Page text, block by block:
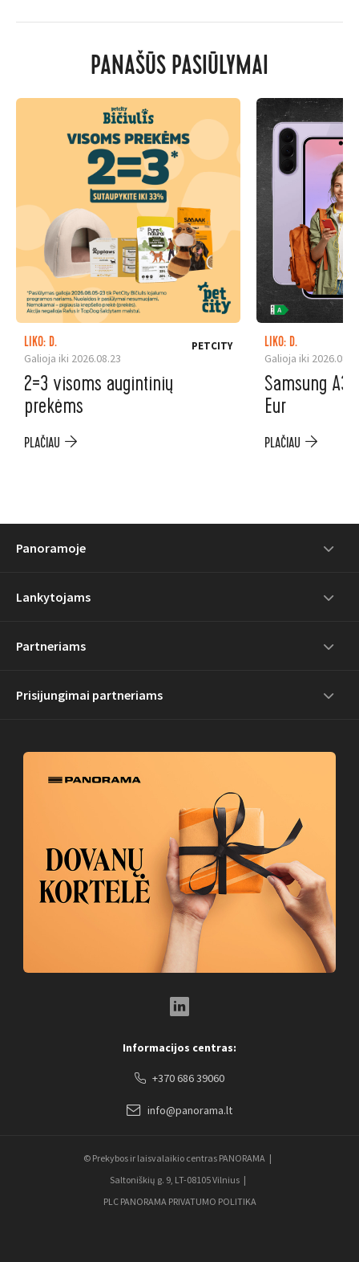
PANAŠŪS PASIŪLYMAI
LIKO: D.
Galioja iki 2026.08.23
PETCITY
2=3 visoms augintinių
prekėms
PLAČIAU
LIKO: D.
Galioja iki
Samsung
Eur
PLAČIAU
Panoramoje
Lankytojams
Partneriams
Prisijungimai partneriams
Informacijos centras:
+370 686 39060
info@panorama.lt
© Prekybos ir laisvalaikio centras PANORAMA
Saltoniškių g. 9, LT-08105 Vilnius
PLC PANORAMA PRIVATUMO POLITIKA